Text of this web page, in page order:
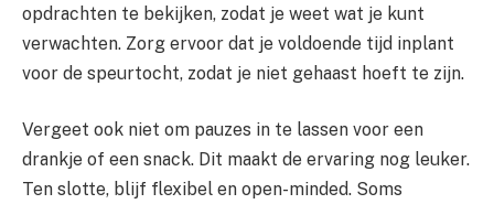
opdrachten te bekijken, zodat je weet wat je kunt
verwachten. Zorg ervoor dat je voldoende tijd inplant
voor de speurtocht, zodat je niet gehaast hoeft te zijn.
Vergeet ook niet om pauzes in te lassen voor een
drankje of een snack. Dit maakt de ervaring nog leuker.
Ten slotte, blijf flexibel en open-minded. Soms